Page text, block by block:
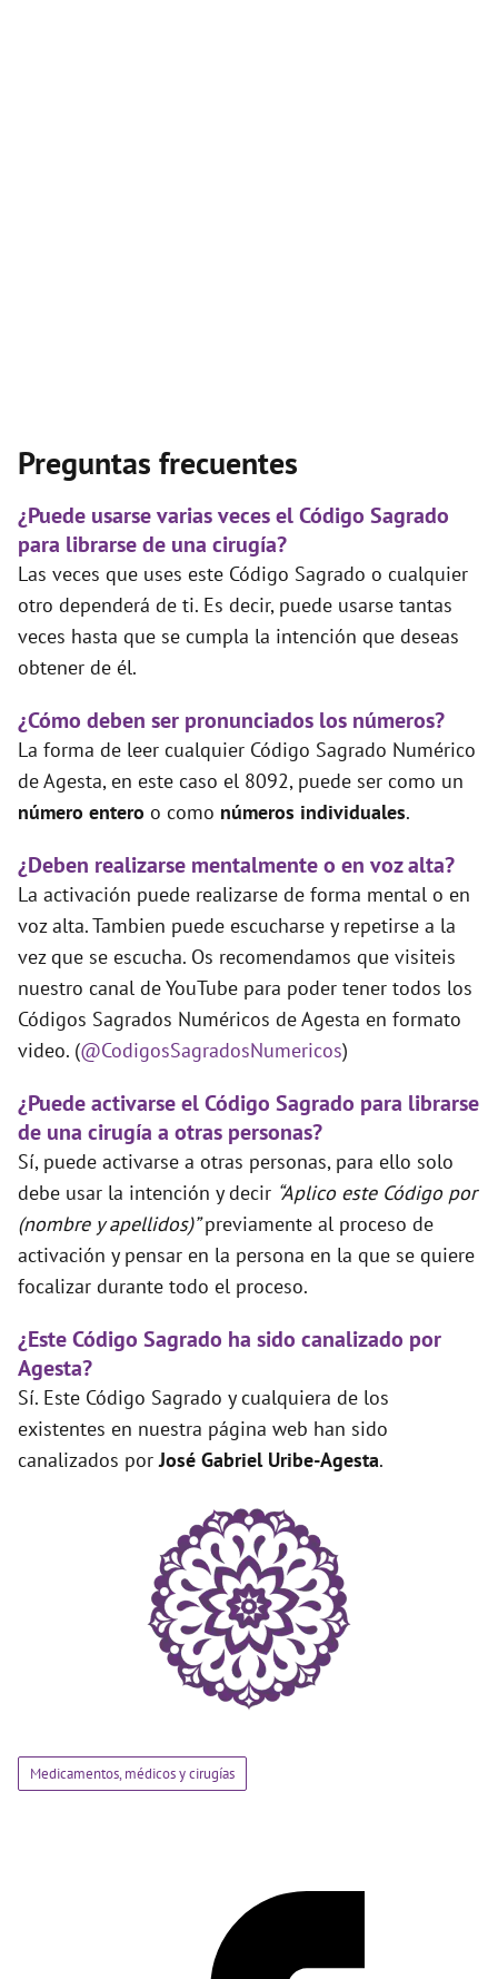
Preguntas frecuentes
¿Puede usarse varias veces el Código Sagrado
para librarse de una cirugía?
Las veces que uses este Código Sagrado o cualquier
otro dependerá de ti. Es decir, puede usarse tantas
veces hasta que se cumpla la intención que deseas
obtener de él.
¿Cómo deben ser pronunciados los números?
La forma de leer cualquier Código Sagrado Numérico
de Agesta, en este caso el 8092, puede ser como un
número entero o como números individuales.
¿Deben realizarse mentalmente o en voz alta?
La activación puede realizarse de forma mental o en
voz alta. Tambien puede escucharse y repetirse a la
vez que se escucha. Os recomendamos que visiteis
nuestro canal de YouTube para poder tener todos los
Códigos Sagrados Numéricos de Agesta en formato
video. (@CodigosSagradosNumericos)
¿Puede activarse el Código Sagrado para librarse
de una cirugía a otras personas?
Sí, puede activarse a otras personas, para ello solo
debe usar la intención y decir “Aplico este Código por
(nombre y apellidos)”previamente al proceso de
activación y pensar en la persona en la que se quiere
focalizar durante todo el proceso.
¿Este Código Sagrado ha sido canalizado por
Agesta?
Sí. Este Código Sagrado y cualquiera de los
existentes en nuestra página web han sido
canalizados porJosé Gabriel Uribe-Agesta.
Medicamentos, médicos y cirugías